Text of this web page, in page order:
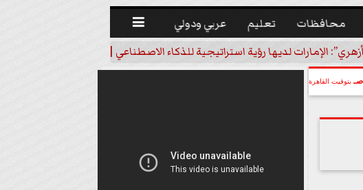
محافظات تعليم عربي ودولي 
الإمارات لديها رؤية استراتيجية للذكاء الاصطناعي | فيديو
بتوقيت القاهرة